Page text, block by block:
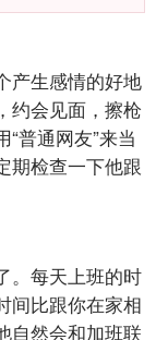
产生感情的好地
约会见面，擦枪
普通网友”来当
期检查一下他跟
。每天上班的时
间比跟你在家相
自然会和加班联